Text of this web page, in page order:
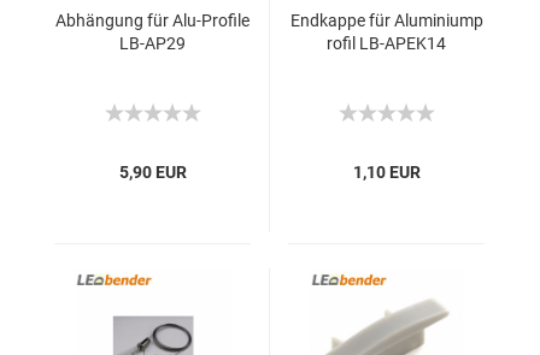
Abhängung für Alu-Profile
LB-AP29
5,90 EUR
Endkappe für Aluminiump
rofil LB-APEK14
1,10 EUR